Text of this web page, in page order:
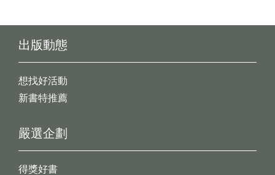
出版動態
想找好活動
新書特推薦
嚴選企劃
得獎好書